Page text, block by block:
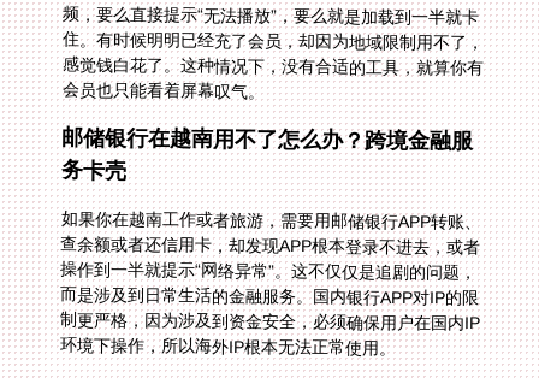
会员也只能看着屏幕叹气。
邮储银行在越南用不了怎么办？跨境金融服
务卡壳
如果你在越南工作或者旅游，需要用邮储银行APP转账、
查余额或者还信用卡，却发现APP根本登录不进去，或者
操作到一半就提示“网络异常”。这不仅仅是追剧的问题，
而是涉及到日常生活的金融服务。国内银行APP对IP的限
制更严格，因为涉及到资金安全，必须确保用户在国内IP
环境下操作，所以海外IP根本无法正常使用。